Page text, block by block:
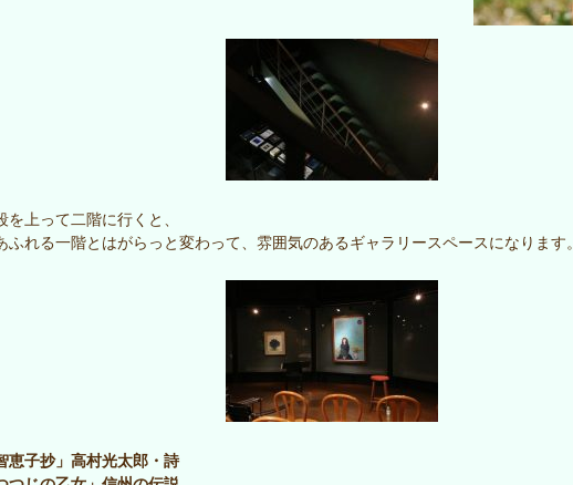
を上って二階に行くと、
ふれる一階とはがらっと変わって、雰囲気のあるギャラリースペースになります。
恵子抄」高村光太郎・詩